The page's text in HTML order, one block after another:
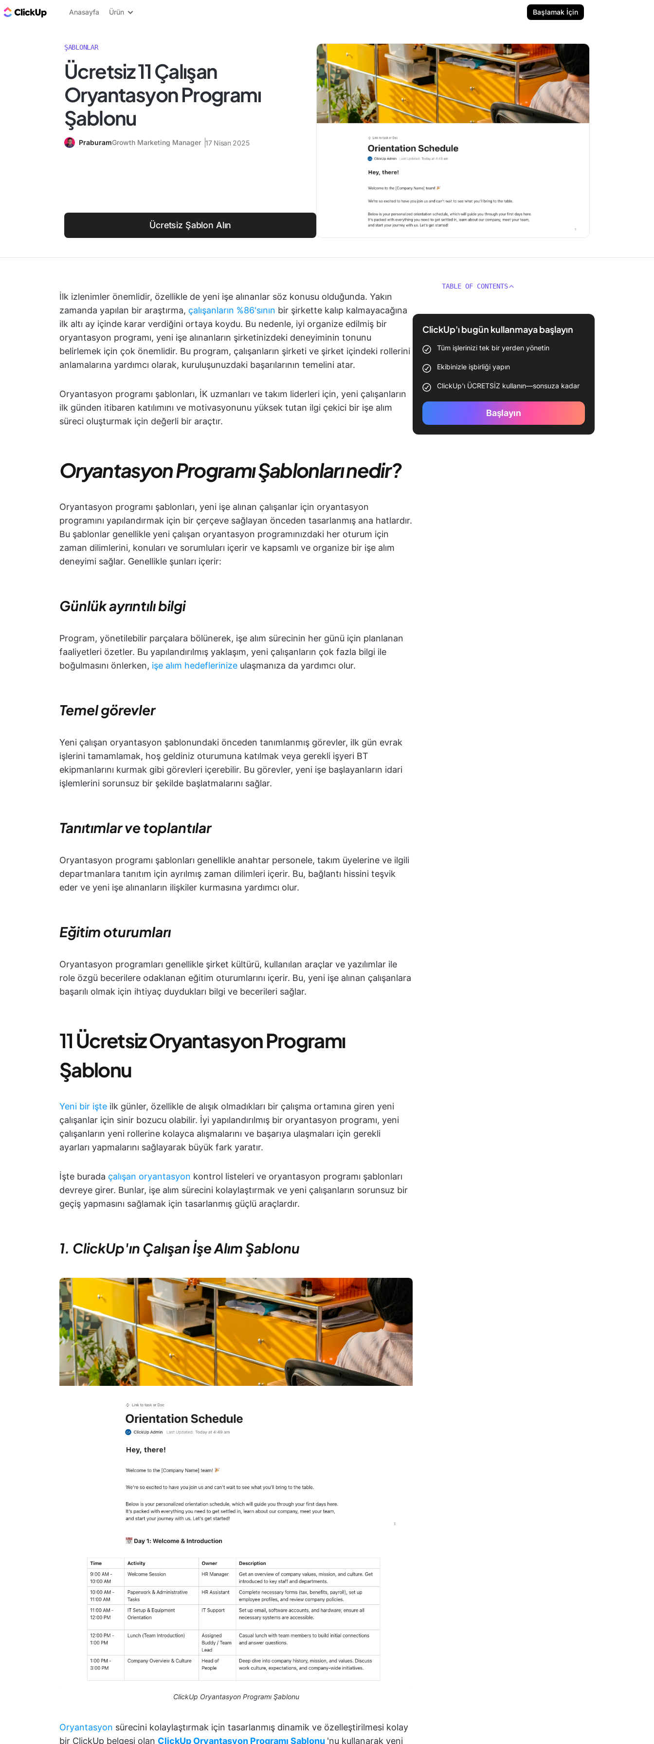
ClickUp Blog
Anasayfa Ürün Başlamak İçin
ŞABLONLAR
Ücretsiz 11 Çalışan
Oryantasyon Programı
Şablonu
PraburamGrowth Marketing Manager 17 Nisan 2025
Ücretsiz Şablon Alın
İlk izlenimler önemlidir, özellikle de yeni işe alınanlar söz konusu olduğunda. Yakın
zamanda yapılan bir araştırma, çalışanların %86'sının bir şirkette kalıp kalmayacağına
ilk altı ay içinde karar verdiğini ortaya koydu. Bu nedenle, iyi organize edilmiş bir
oryantasyon programı, yeni işe alınanların şirketinizdeki deneyiminin tonunu
belirlemek için çok önemlidir. Bu program, çalışanların şirketi ve şirket içindeki rollerini
anlamalarına yardımcı olarak, kuruluşunuzdaki başarılarının temelini atar.
Oryantasyon programı şablonları, İK uzmanları ve takım liderleri için, yeni çalışanların
ilk günden itibaren katılımını ve motivasyonunu yüksek tutan ilgi çekici bir işe alım
süreci oluşturmak için değerli bir araçtır.
Oryantasyon Programı Şablonları nedir?
Oryantasyon programı şablonları, yeni işe alınan çalışanlar için oryantasyon
programını yapılandırmak için bir çerçeve sağlayan önceden tasarlanmış ana hatlardır.
Bu şablonlar genellikle yeni çalışan oryantasyon programınızdaki her oturum için
zaman dilimlerini, konuları ve sorumluları içerir ve kapsamlı ve organize bir işe alım
deneyimi sağlar. Genellikle şunları içerir:
Günlük ayrıntılı bilgi
Program, yönetilebilir parçalara bölünerek, işe alım sürecinin her günü için planlanan
faaliyetleri özetler. Bu yapılandırılmış yaklaşım, yeni çalışanların çok fazla bilgi ile
boğulmasını önlerken, işe alım hedeflerinize ulaşmanıza da yardımcı olur.
Temel görevler
Yeni çalışan oryantasyon şablonundaki önceden tanımlanmış görevler, ilk gün evrak
işlerini tamamlamak, hoş geldiniz oturumuna katılmak veya gerekli işyeri BT
ekipmanlarını kurmak gibi görevleri içerebilir. Bu görevler, yeni işe başlayanların idari
işlemlerini sorunsuz bir şekilde başlatmalarını sağlar.
Tanıtımlar ve toplantılar
Oryantasyon programı şablonları genellikle anahtar personele, takım üyelerine ve ilgili
departmanlara tanıtım için ayrılmış zaman dilimleri içerir. Bu, bağlantı hissini teşvik
eder ve yeni işe alınanların ilişkiler kurmasına yardımcı olur.
Eğitim oturumları
Oryantasyon programları genellikle şirket kültürü, kullanılan araçlar ve yazılımlar ile
role özgü becerilere odaklanan eğitim oturumlarını içerir. Bu, yeni işe alınan çalışanlara
başarılı olmak için ihtiyaç duydukları bilgi ve becerileri sağlar.
11Ücretsiz Oryantasyon Programı
Şablonu
Yeni bir işte ilk günler, özellikle de alışık olmadıkları bir çalışma ortamına giren yeni
çalışanlar için sinir bozucu olabilir. İyi yapılandırılmış bir oryantasyon programı, yeni
çalışanların yeni rollerine kolayca alışmalarını ve başarıya ulaşmaları için gerekli
ayarları yapmalarını sağlayarak büyük fark yaratır.
İşte burada çalışan oryantasyon kontrol listeleri ve oryantasyon programı şablonları
devreye girer. Bunlar, işe alım sürecini kolaylaştırmak ve yeni çalışanların sorunsuz bir
geçiş yapmasını sağlamak için tasarlanmış güçlü araçlardır.
1. ClickUp'ın Çalışan İşe Alım Şablonu
ClickUp Oryantasyon Programı Şablonu
Oryantasyon sürecini kolaylaştırmak için tasarlanmış dinamik ve özelleştirilmesi kolay
bir ClickUp belgesi olan ClickUp Oryantasyon Programı Şablonu 'nu kullanarak yeni
TABLE OF CONTENTS
ClickUp'ı bugün kullanmaya başlayın
Tüm işlerinizi tek bir yerden yönetin
Ekibinizle işbirliği yapın
ClickUp'ı ÜCRETSİZ kullanın—sonsuza kadar
Başlayın